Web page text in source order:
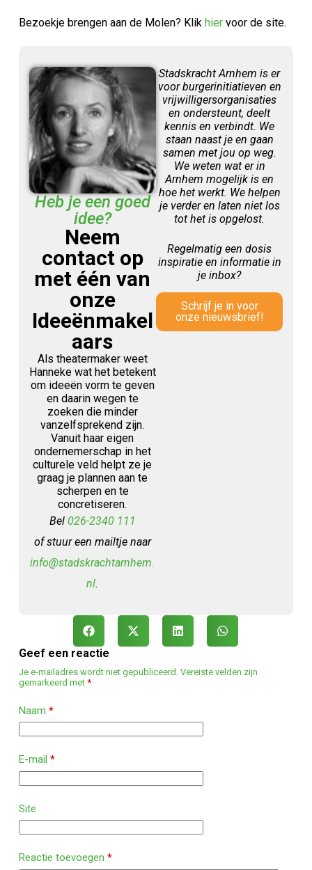
Bezoekje brengen aan de Molen? Klik hiervoor de site.
Heb je een goed
idee?
Neem
contact op
met één van
onze
Ideeënmakel
aars
Als theatermaker weet
Hanneke wat het betekent
om ideeën vorm te geven
en daarin wegen te
zoeken die minder
vanzelfsprekend zijn.
Vanuit haar eigen
ondernemerschap in het
culturele veld helpt ze je
graag je plannen aan te
scherpen en te
concretiseren.
Bel 026-2340 111
of stuur een mailtje naar
info@stadskrachtarnhem.
nl.
Stadskracht Arnhem is er
voor burgerinitiatieven en
vrijwilligersorganisaties
en ondersteunt, deelt
kennis en verbindt. We
staan naast je en gaan
samen met jou op weg.
We weten wat er in
Arnhem mogelijk is en
hoe het werkt. We helpen
je verder en laten niet los
tot het is opgelost.
Regelmatig een dosis
inspiratie en informatie in
je inbox?
Schrijf je in voor
onze nieuwsbrief!
Geef een reactie
Je e-mailadres wordt niet gepubliceerd. Vereiste velden zijn
gemarkeerd met *
Naam *
E-mail *
Site
Reactie toevoegen *